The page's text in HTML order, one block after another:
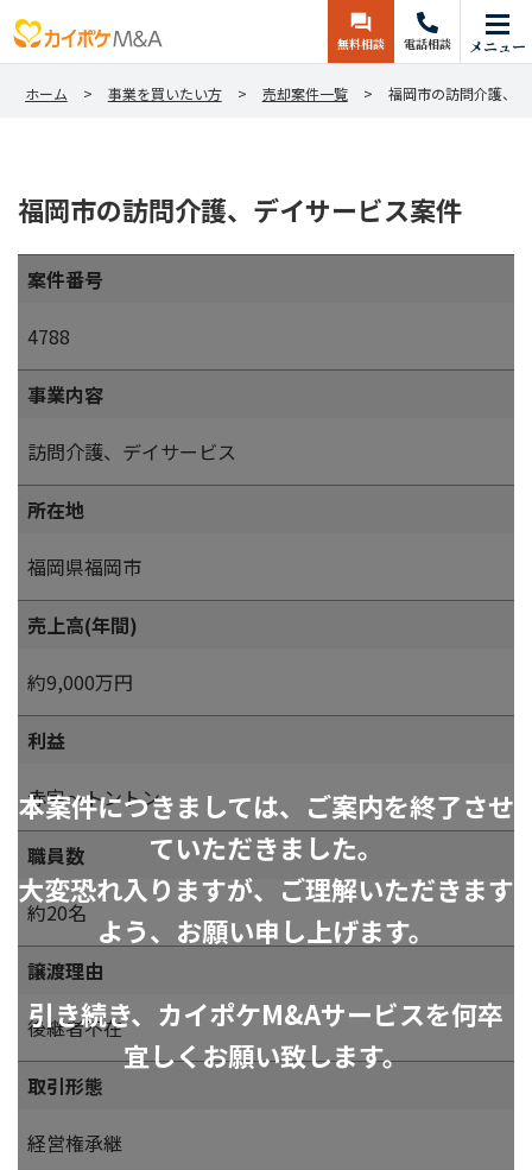
無料相談 電話相談 メニュー
ホーム 事業を買いたい方 売却案件一覧 福岡市の訪問介護、
福岡市の訪問介護、デイサービス案件
本案件につきましては、ご案内を終了させ
ていただきました。
大変恐れ入りますが、ご理解いただきます
よう、お願い申し上げます。
引き続き、カイポケM&Aサービスを何卒
宜しくお願い致します。
案件番号
4788
事業内容
訪問介護、デイサービス
所在地
福岡県福岡市
売上高(年間)
約9,000万円
利益
赤字～トントン
職員数
約20名
譲渡理由
後継者不在
取引形態
経営権承継